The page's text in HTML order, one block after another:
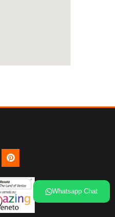
Youtube
Whatsapp Chat